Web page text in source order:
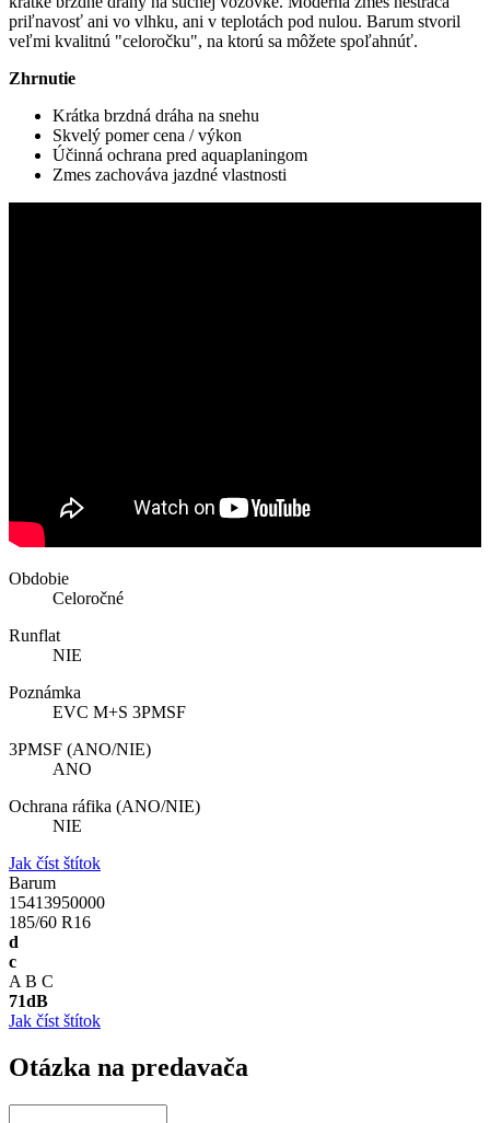
priľnavosť ani vo vlhku, ani v teplotách pod nulou. Barum stvoril
veľmi kvalitnú "celoročku", na ktorú sa môžete spoľahnúť.
Zhrnutie
Krátka brzdná dráha na snehu
Skvelý pomer cena / výkon
Účinná ochrana pred aquaplaningom
Zmes zachováva jazdné vlastnosti
Obdobie
Celoročné
Runflat
NIE
Poznámka
EVC M+S 3PMSF
3PMSF (ANO/NIE)
ANO
Ochrana ráfika (ANO/NIE)
NIE
Jak číst štítok
Barum
15413950000
185/60 R16
d
c
A B C
71dB
Jak číst štítok
Otázka na predavača